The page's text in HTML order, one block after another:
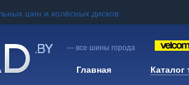
шин и колёсных дисков
— все шины города
Главная Каталог